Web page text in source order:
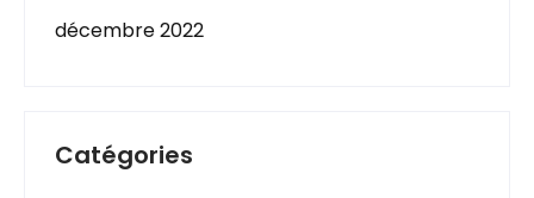
décembre 2022
Catégories